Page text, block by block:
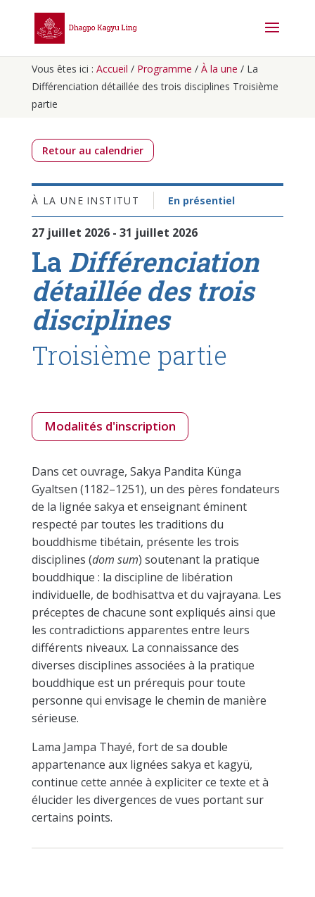
Vous êtes ici : Accueil / Programme / À la une / La
Différenciation détaillée des trois disciplines Troisième
partie
Retour au calendrier
À LA UNE INSTITUT En présentiel
27 juillet 2026 - 31 juillet 2026
La Différenciation
détaillée des trois
disciplines
Troisième partie
Modalités d'inscription
Dans cet ouvrage, Sakya Pandita Künga
Gyaltsen (1182–1251), un des pères fondateurs
de la lignée sakya et enseignant éminent
respecté par toutes les traditions du
bouddhisme tibétain, présente les trois
disciplines (dom sum) soutenant la pratique
bouddhique : la discipline de libération
individuelle, de bodhisattva et du vajrayana. Les
préceptes de chacune sont expliqués ainsi que
les contradictions apparentes entre leurs
différents niveaux. La connaissance des
diverses disciplines associées à la pratique
bouddhique est un prérequis pour toute
personne qui envisage le chemin de manière
sérieuse.
Lama Jampa Thayé, fort de sa double
appartenance aux lignées sakya et kagyü,
continue cette année à expliciter ce texte et à
élucider les divergences de vues portant sur
certains points.